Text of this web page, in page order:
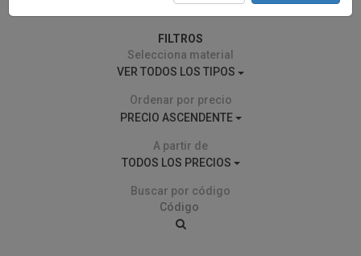
FILTROS
Selecciona material
VER TODOS LOS TIPOS
Ordenar por precio
PRECIO ASCENDENTE
A partir de
TODOS LOS PRECIOS
Buscar por código